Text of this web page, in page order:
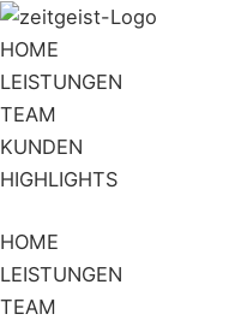
Zum
Inhalt
springen
HOME
LEISTUNGEN
TEAM
KUNDEN
HIGHLIGHTS
HOME
LEISTUNGEN
TEAM
Flyout
Menu